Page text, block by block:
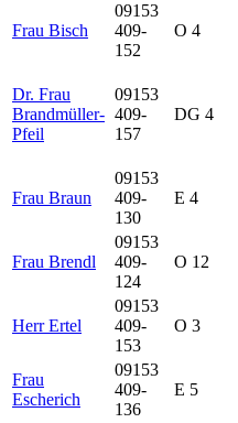
Frau Bisch
09153
409-
152
O 4
Dr. Frau
Brandmüller-
Pfeil
09153
409-
157
DG 4
Frau Braun
09153
409-
130
E 4
Frau Brendl
09153
409-
124
O 12
Herr Ertel
09153
409-
153
O 3
Frau
Escherich
09153
409-
136
E 5